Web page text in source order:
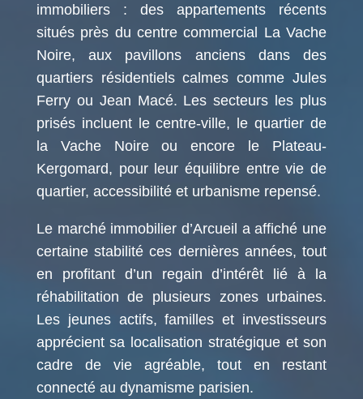
immobiliers : des appartements récents
situés près du centre commercial La Vache
Noire, aux pavillons anciens dans des
quartiers résidentiels calmes comme Jules
Ferry ou Jean Macé. Les secteurs les plus
prisés incluent le centre-ville, le quartier de
la Vache Noire ou encore le Plateau-
Kergomard, pour leur équilibre entre vie de
quartier, accessibilité et urbanisme repensé.
Le marché immobilier d’Arcueil a affiché une
certaine stabilité ces dernières années, tout
en profitant d’un regain d’intérêt lié à la
réhabilitation de plusieurs zones urbaines.
Les jeunes actifs, familles et investisseurs
apprécient sa localisation stratégique et son
cadre de vie agréable, tout en restant
connecté au dynamisme parisien.